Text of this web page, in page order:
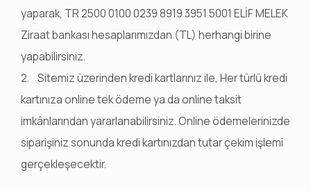
yaparak, TR 2500 0100 0239 8919 3951 5001 ELİF MELEK
Ziraat bankası hesaplarımızdan (TL) herhangi birine
yapabilirsiniz.
2. Sitemiz üzerinden kredi kartlarınız ile, Her türlü kredi
kartınıza online tek ödeme ya da online taksit
imkânlarından yararlanabilirsiniz. Online ödemelerinizde
siparişiniz sonunda kredi kartınızdan tutar çekim işlemi
gerçekleşecektir.